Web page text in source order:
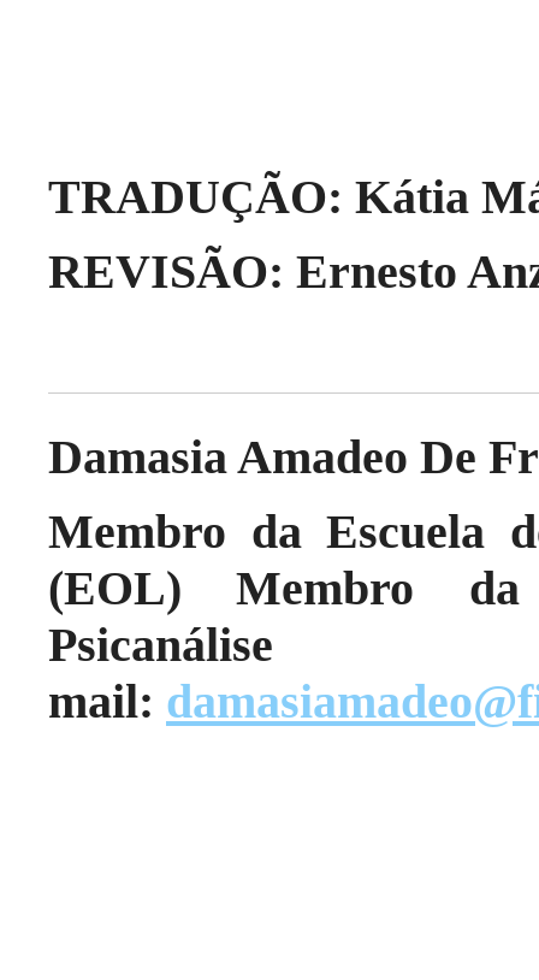
TRADUÇÃO: Kátia
REVISÃO: Ernesto
Damasia Amadeo De
Membro da Escuela
(EOL) Membro da
mail: